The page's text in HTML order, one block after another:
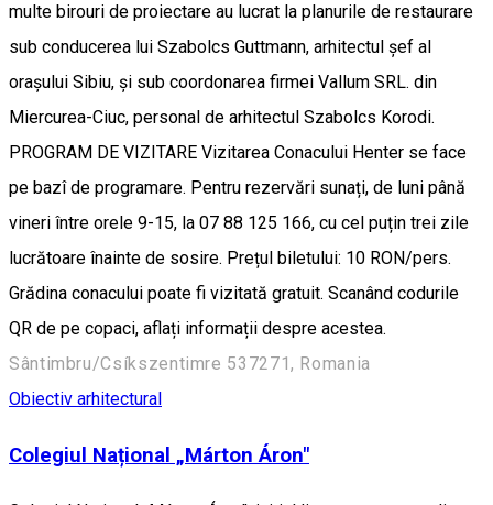
multe birouri de proiectare au lucrat la planurile de restaurare
sub conducerea lui Szabolcs Guttmann, arhitectul șef al
orașului Sibiu, și sub coordonarea firmei Vallum SRL. din
Miercurea-Ciuc, personal de arhitectul Szabolcs Korodi.
PROGRAM DE VIZITARE Vizitarea Conacului Henter se face
pe bazî de programare. Pentru rezervări sunați, de luni până
vineri între orele 9-15, la 07 88 125 166, cu cel puțin trei zile
lucrătoare înainte de sosire. Prețul biletului: 10 RON/pers.
Grădina conacului poate fi vizitată gratuit. Scanând codurile
QR de pe copaci, aflați informații despre acestea.
Sântimbru/Csíkszentimre 537271, Romania
Obiectiv arhitectural
Colegiul Național „Márton Áron"